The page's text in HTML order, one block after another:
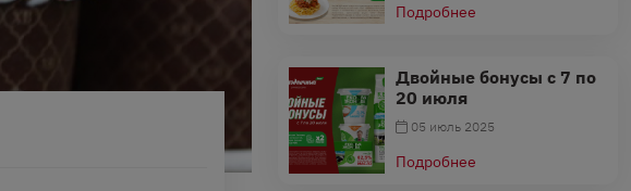
Подробнее
Двойные бонусы с 7 по
20 июля
05 июль 2025
Подробнее